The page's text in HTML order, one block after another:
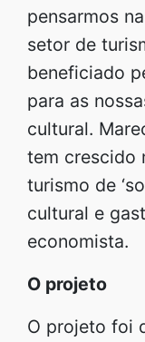
pensarmos
setor de
beneficiado
para as
cultural.
tem crescido
turismo de
cultural e
economista.
O projeto
O projeto foi